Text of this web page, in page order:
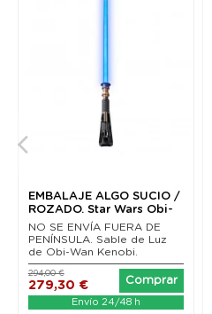
EMBALAJE ALGO SUCIO /
ROZADO. Star Wars Obi-
Wan Kenobi Black...
NO SE ENVÍA FUERA DE
PENÍNSULA. Sable de Luz
de Obi-Wan Kenobi.
279,30 €
294,00 €
Comprar
Envío 24/48 h